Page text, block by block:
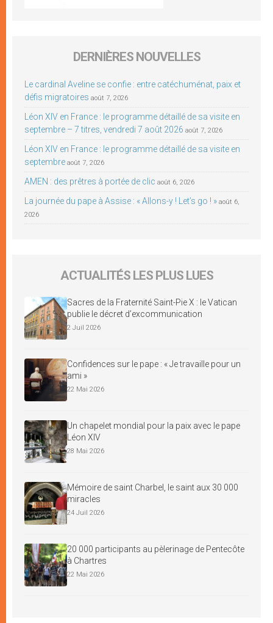
DERNIÈRES NOUVELLES
Le cardinal Aveline se confie : entre catéchuménat, paix et
défis migratoires août 7, 2026
Léon XIV en France : le programme détaillé de sa visite en
septembre – 7 titres, vendredi 7 août 2026 août 7, 2026
Léon XIV en France : le programme détaillé de sa visite en
septembre août 7, 2026
AMEN : des prêtres à portée de clic août 6, 2026
La journée du pape à Assise : « Allons-y ! Let’s go ! » août 6,
2026
ACTUALITÉS LES PLUS LUES
Sacres de la Fraternité Saint-Pie X : le Vatican
publie le décret d’excommunication
2 Juil 2026
Confidences sur le pape : « Je travaille pour un
ami »
22 Mai 2026
Un chapelet mondial pour la paix avec le pape
Léon XIV
28 Mai 2026
Mémoire de saint Charbel, le saint aux 30 000
miracles
24 Juil 2026
20 000 participants au pèlerinage de Pentecôte
à Chartres
22 Mai 2026